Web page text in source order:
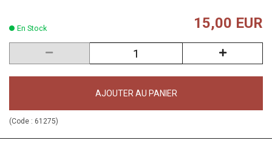
En Stock 15,00 EUR
AJOUTER AU PANIER
(Code : 61275)